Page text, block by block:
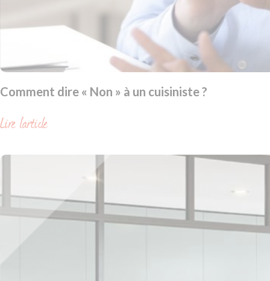
Comment dire « Non » à un cuisiniste ?
Lire l'article